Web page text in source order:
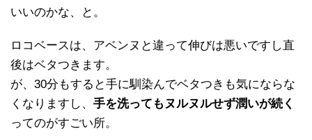
いいのかな、と。
ロコベースは、アベンヌと違って伸びは悪いですし直
後はベタつきます。
が、30分もすると手に馴染んでベタつきも気にならな
くなりますし、 手を洗ってもヌルヌルせず潤いが続く
ってのがすごい所。